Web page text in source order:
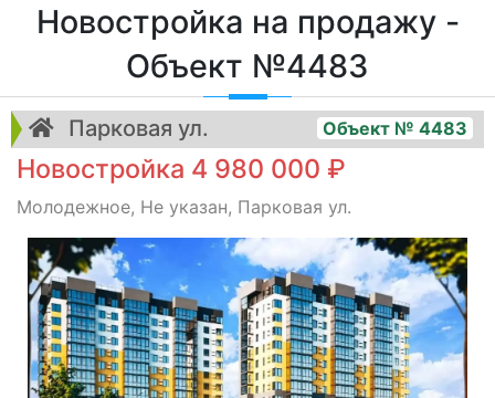
Новостройка на продажу -
Объект №4483
Парковая ул. Объект № 4483
Новостройка 4 980 000 ₽
Молодежное, Не указан, Парковая ул.